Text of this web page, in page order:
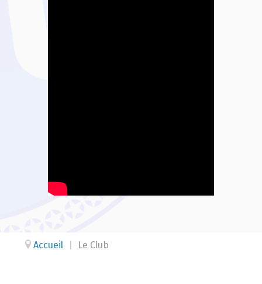
Accueil Le Club